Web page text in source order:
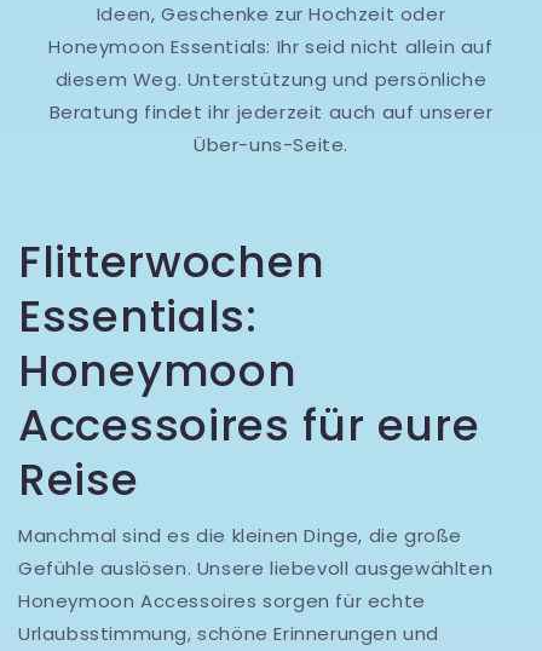
Ideen, Geschenke zur Hochzeit oder
Honeymoon Essentials: Ihr seid nicht allein auf
diesem Weg. Unterstützung und persönliche
Beratung findet ihr jederzeit auch auf unserer
Über-uns-Seite.
Flitterwochen
Essentials:
Honeymoon
Accessoires für eure
Reise
Manchmal sind es die kleinen Dinge, die große
Gefühle auslösen. Unsere liebevoll ausgewählten
Honeymoon Accessoires sorgen für echte
Urlaubsstimmung, schöne Erinnerungen und